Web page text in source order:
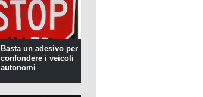
Basta un adesivo per
confondere i veicoli
autonomi